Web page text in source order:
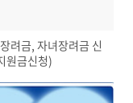
려금, 자녀장려금 신
원금신청)